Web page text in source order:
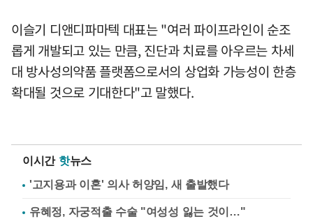
이슬기 디앤디파마텍 대표는 "여러 파이프라인이 순조
롭게 개발되고 있는 만큼, 진단과 치료를 아우르는 차세
대 방사성의약품 플랫폼으로서의 상업화 가능성이 한층
확대될 것으로 기대한다"고 말했다.
이시간 핫뉴스
'고지용과 이혼' 의사 허양임, 새 출발했다
유혜정, 자궁적출 수술 "여성성 잃는 것이…"